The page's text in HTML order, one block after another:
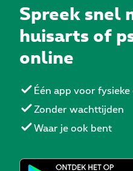
Spreek snel
huisarts of
online
Één app voor
Zonder wachttijden
Waar je ook bent